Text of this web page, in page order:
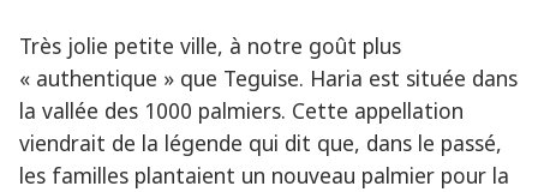
Très jolie petite ville, à notre goût plus
« authentique » que Teguise. Haria est située dans
la vallée des 1000 palmiers. Cette appellation
viendrait de la légende qui dit que, dans le passé,
les familles plantaient un nouveau palmier pour la